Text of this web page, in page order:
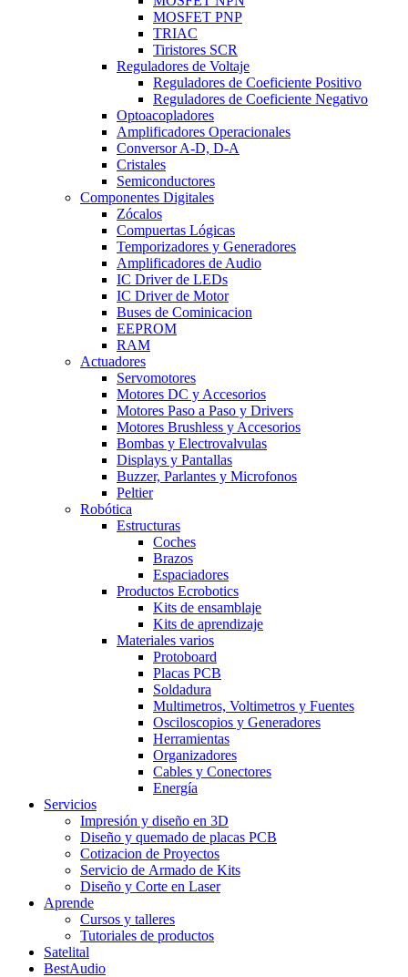
MOSFET PNP
TRIAC
Tiristores SCR
Reguladores de Voltaje
Reguladores de Coeficiente Positivo
Reguladores de Coeficiente Negativo
Optoacopladores
Amplificadores Operacionales
Conversor A-D, D-A
Cristales
Semiconductores
Componentes Digitales
Zócalos
Compuertas Lógicas
Temporizadores y Generadores
Amplificadores de Audio
IC Driver de LEDs
IC Driver de Motor
Buses de Cominicacion
EEPROM
RAM
Actuadores
Servomotores
Motores DC y Accesorios
Motores Paso a Paso y Drivers
Motores Brushless y Accesorios
Bombas y Electrovalvulas
Displays y Pantallas
Buzzer, Parlantes y Microfonos
Peltier
Robótica
Estructuras
Coches
Brazos
Espaciadores
Productos Ecrobotics
Kits de ensamblaje
Kits de aprendizaje
Materiales varios
Protoboard
Placas PCB
Soldadura
Multimetros, Voltimetros y Fuentes
Osciloscopios y Generadores
Herramientas
Organizadores
Cables y Conectores
Energía
Servicios
Impresión y diseño en 3D
Diseño y quemado de placas PCB
Cotizacion de Proyectos
Servicio de Armado de Kits
Diseño y Corte en Laser
Aprende
Cursos y talleres
Tutoriales de productos
Satelital
BestAudio